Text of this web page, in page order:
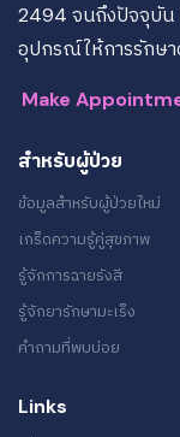
2494 จนถึงปัจจุบัน
อุปกรณ์ให้การรักษา
Make
สำหรับผู้ป่วย
ข้อมูลสำหรับผู้ป่วยใหม่
เกร็ดความรู้คู่สุขภาพ
รู้จักการฉายรังสี
รู้จักยารักษามะเร็ง
คำถามที่พบบ่อย
Links